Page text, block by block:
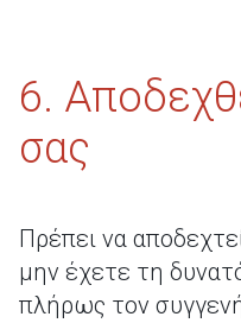
6.
σας
Πρέπει να
μην έχετε τη
πλήρως τον